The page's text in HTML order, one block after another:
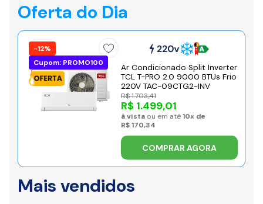
Oferta do Dia
-12%
Cupom: PROMO100
Ar Condicionado Split Inverter
TCL T-PRO 2.0 9000 BTUs Frio
220V TAC-09CTG2-INV
R$ 1.703,41
R$ 1.499,01
à vistaou em até10x de
R$ 170,34
COMPRAR AGORA
Mais vendidos